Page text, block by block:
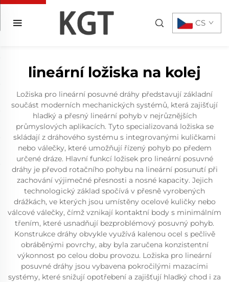
CS
lineární ložiska na kolej
Ložiska pro lineární posuvné dráhy představují základní
součást moderních mechanických systémů, která zajišťují
hladký a přesný lineární pohyb v nejrůznějších
průmyslových aplikacích. Tyto specializovaná ložiska se
skládají z dráhového systému s integrovanými kuličkami
nebo válečky, které umožňují řízený pohyb po předem
určené dráze. Hlavní funkcí ložisek pro lineární posuvné
dráhy je převod rotačního pohybu na lineární posunutí při
zachování výjimečné přesnosti a nosné kapacity. Jejich
technologický základ spočívá v přesně vyrobených
drážkách, ve kterých jsou umístěny ocelové kuličky nebo
válcové válečky, čímž vznikají kontaktní body s minimálním
třením, které usnadňují bezproblémový posuvný pohyb.
Konstrukce dráhy obvykle využívá kalenou ocel s pečlivě
obráběnými povrchy, aby byla zaručena konzistentní
výkonnost po celou dobu provozu. Ložiska pro lineární
posuvné dráhy jsou vybavena pokročilými mazacími
systémy, které snižují opotřebení a zajišťují hladký chod i za